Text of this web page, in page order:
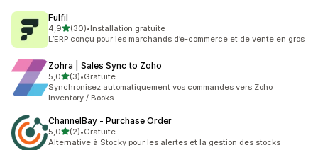
Fulfil
4,9étoile(s) sur 5
(30)
30 avis au total
•Installation gratuite
L’ERP conçu pour les marchands d’e-commerce et de vente en gros
Zohra | Sales Sync to Zoho
5,0étoile(s) sur 5
(3)
3 avis au total
•Gratuite
Synchronisez automatiquement vos commandes vers Zoho
Inventory / Books
ChannelBay ‑ Purchase Order
5,0étoile(s) sur 5
(2)
2 avis au total
•Gratuite
Alternative à Stocky pour les alertes et la gestion des stocks